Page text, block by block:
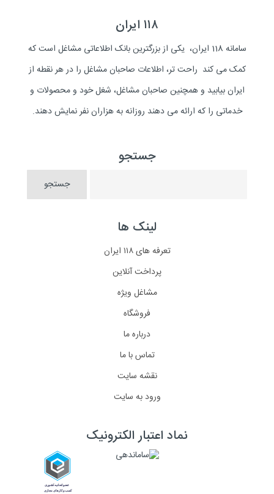
۱۱۸ ایران
سامانه 118 ایران، یکی از بزرگترین بانک اطلاعاتی مشاغل است که
کمک می کند راحت تر، اطلاعات صاحبان مشاغل را در هر نقطه از
ایران بیابید و همچنین صاحبان مشاغل، شغل خود و محصولات و
خدماتی را که ارائه می دهند روزانه به هزاران نفر نمایش دهند.
جستجو
لینک ها
تعرفه های ۱۱۸ ایران
پرداخت آنلاین
مشاغل ویژه
فروشگاه
درباره ما
تماس با ما
نقشه سایت
ورود به سایت
نماد اعتبار الکترونیک